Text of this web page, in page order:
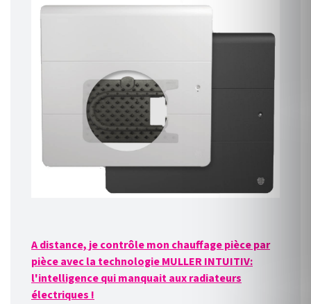
A distance, je contrôle mon chauffage pièce par
pièce avec la technologie MULLER INTUITIV:
l'intelligence qui manquait aux radiateurs
électriques !